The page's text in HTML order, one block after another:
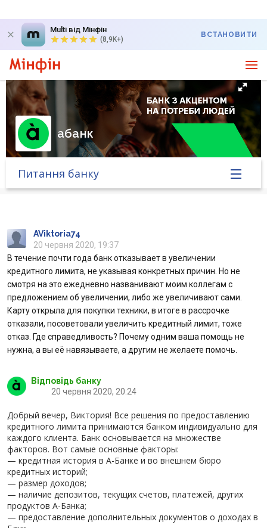
Multi від Мінфін
(8,9K+)
ВСТАНОВИТИ
абанк
Банк у новинах
Курс валют у банку
Питання банку
Питання банку
Відгуки
Депозити
Депозити юр. осіб
Кредити для бізнеса
Кредити
Картки
Відділення і банкомати
AViktoria74
20 червня 2020, 19:37
В течение почти года банк отказывает в увеличении
кредитного лимита, не указывая конкретных причин. Но не
смотря на это ежедневно названивают моим коллегам с
предложением об увеличении, либо же увеличивают сами.
Карту открыла для покупки техники, в итоге в рассрочке
отказали, посоветовали увеличить кредитный лимит, тоже
отказ. Где справедливость? Почему одним ваша помощь не
нужна, а вы её навязываете, а другим не желаете помочь.
Відповідь банку
20 червня 2020, 20:24
Добрый вечер, Виктория! Все решения по предоставлению
кредитного лимита принимаются банком индивидуально для
каждого клиента. Банк основывается на множестве
факторов. Вот самые основные факторы:
— кредитная история в А-Банке и во внешнем бюро
кредитных историй;
— размер доходов;
— наличие депозитов, текущих счетов, платежей, других
продуктов А-Банка;
— предоставление дополнительных документов о доходах в